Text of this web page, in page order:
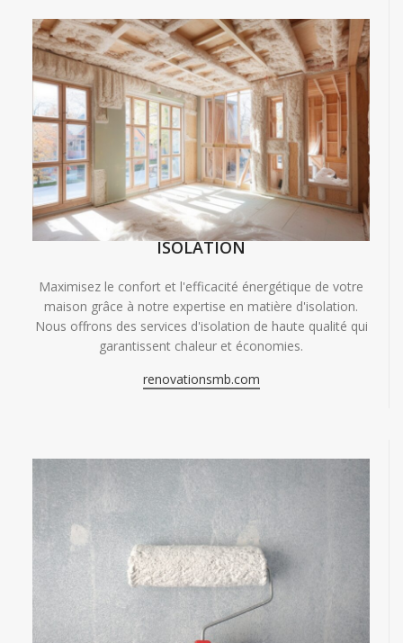
ISOLATION
Maximisez le confort et l'efficacité énergétique de votre
maison grâce à notre expertise en matière d'isolation.
Nous offrons des services d'isolation de haute qualité qui
garantissent chaleur et économies.
renovationsmb.com